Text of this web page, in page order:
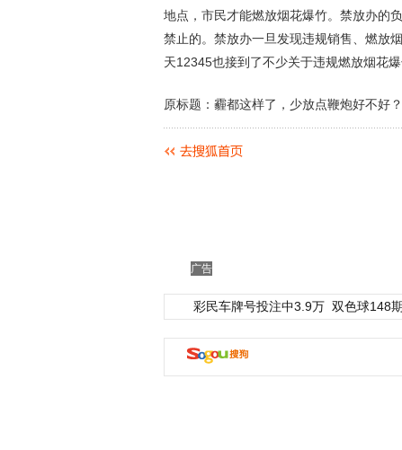
地点，市民才能燃放烟花爆竹。禁放办的
禁止的。禁放办一旦发现违规销售、燃放
天12345也接到了不少关于违规燃放烟花
原标题：霾都这样了，少放点鞭炮好不好？
广告
彩民车牌号投注中3.9万 双色球148